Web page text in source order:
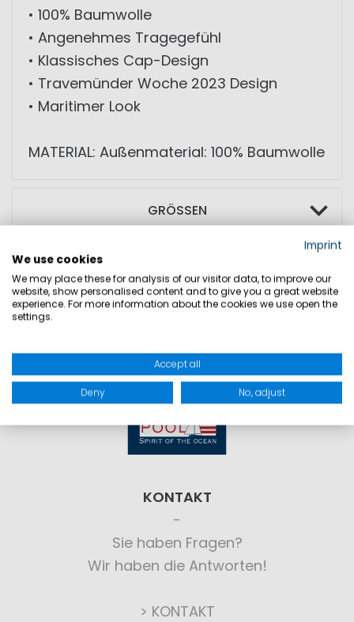
• 100% Baumwolle
• Angenehmes Tragegefühl
• Klassisches Cap-Design
• Travemünder Woche 2023 Design
• Maritimer Look
MATERIAL: Außenmaterial: 100% Baumwolle
GRÖSSEN
KONTAKT
Sie haben Fragen?
Wir haben die Antworten!
> KONTAKT
Imprint
We use cookies
We may place these for analysis of our visitor data, to improve our
website, show personalised content and to give you a great website
experience. For more information about the cookies we use open the
settings.
Accept all
Deny No, adjust